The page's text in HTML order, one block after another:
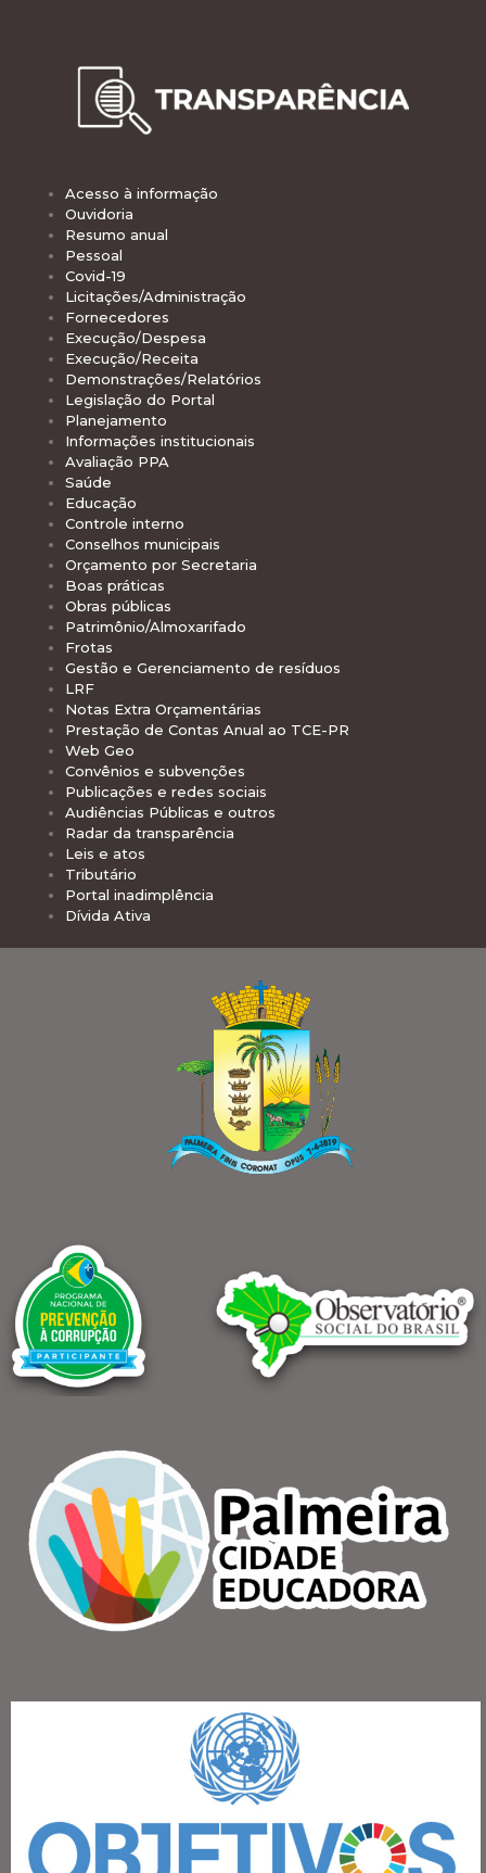
Acesso à informação
Ouvidoria
Resumo anual
Pessoal
Covid-19
Licitações/Administração
Fornecedores
Execução/Despesa
Execução/Receita
Demonstrações/Relatórios
Legislação do Portal
Planejamento
Informações institucionais
Avaliação PPA
Saúde
Educação
Controle interno
Conselhos municipais
Orçamento por Secretaria
Boas práticas
Obras públicas
Patrimônio/Almoxarifado
Frotas
Gestão e Gerenciamento de resíduos
LRF
Notas Extra Orçamentárias
Prestação de Contas Anual ao TCE-PR
Web Geo
Convênios e subvenções
Publicações e redes sociais
Audiências Públicas e outros
Radar da transparência
Leis e atos
Tributário
Portal inadimplência
Dívida Ativa